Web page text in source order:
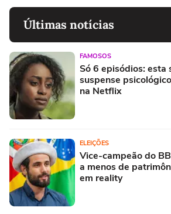
Últimas notícias
FAMOSOS
Só 6 episódios: esta
suspense
na Netflix
ELEIÇÕES
Vice-campeão do
a menos de
em reality